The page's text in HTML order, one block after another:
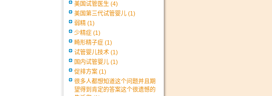
美国试管医生 (4)
美国第三代试管婴儿 (1)
弱精 (1)
少精症 (1)
畸形精子症 (1)
试管婴儿技术 (1)
国内试管婴儿 (1)
促排方案 (1)
很多人都想知道这个问题并且期
望得到肯定的答案这个很遗憾的